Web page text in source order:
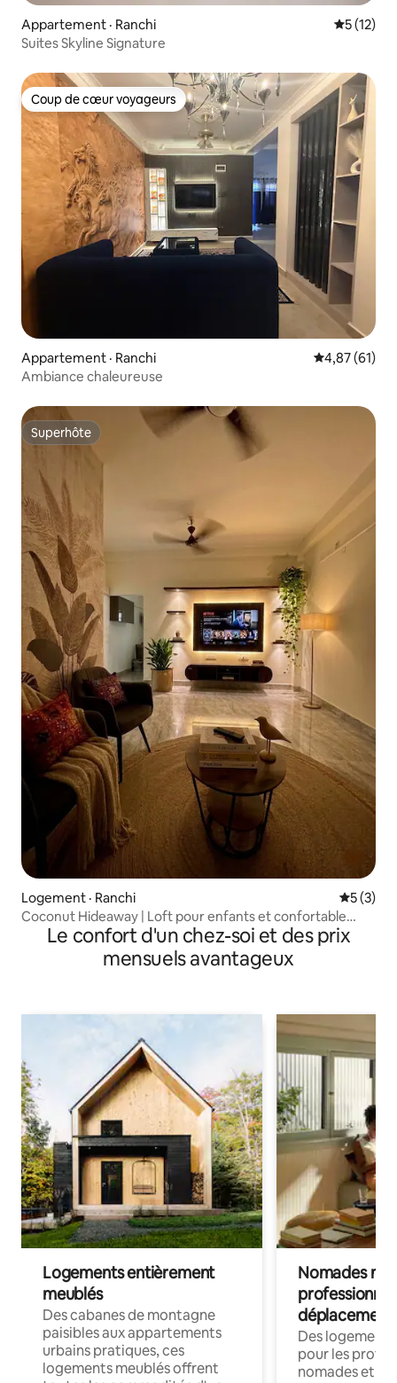
Appartement · Ranchi Note
5 (12)
Suites Skyline Signature
Coup de cœur voyageurs
Coup de cœur voyageurs
Appartement · Ranchi Note
4,87 (61)
Ambiance chaleureuse
Superhôte
Superhôte
Logement · Ranchi Note
5 (3)
Coconut Hideaway | Loft pour enfants et confortable
appartement tropical de 2 chambres
Le confort d'un chez-soi et des prix
mensuels avantageux
Logements entièrement
meublés
Des cabanes de montagne
paisibles aux appartements
urbains pratiques, ces
logements meublés offrent
Nomades
déplacement
Des
pour les
nomades et